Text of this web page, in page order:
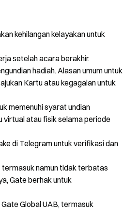
kehilangan kelayakan untuk
setelah acara berakhir.
hadiah. Alasan umum untuk
Kartu atau kegagalan untuk
memenuhi syarat undian
atau fisik selama periode
di Telegram untuk verifikasi dan
termasuk namun tidak terbatas
Gate berhak untuk
Global UAB, termasuk